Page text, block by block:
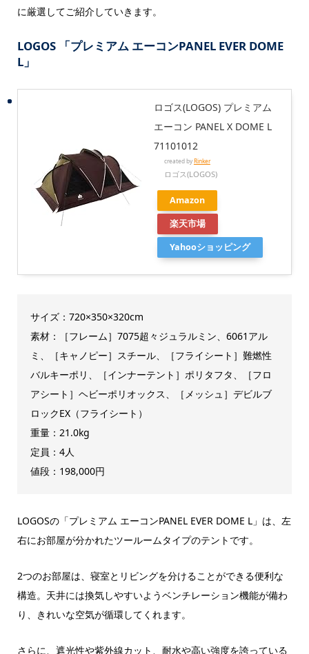
に厳選してご紹介していきます。
LOGOS 「プレミアム エーコンPANEL EVER DOME
L」
ロゴス(LOGOS) プレミアム
エーコン PANEL X DOME L
71101012
created by Rinker
ロゴス(LOGOS)
Amazon
楽天市場
Yahooショッピング
サイズ：720×350×320cm
素材：［フレーム］7075超々ジュラルミン、6061アル
ミ、［キャノピー］スチール、［フライシート］難燃性
バルキーポリ、［インナーテント］ポリタフタ、［フロ
アシート］ヘビーポリオックス、［メッシュ］デビルブ
ロックEX（フライシート）
重量：21.0kg
定員：4人
値段：198,000円
LOGOSの「プレミアム エーコンPANEL EVER DOME L」は、左
右にお部屋が分かれたツールームタイプのテントです。
2つのお部屋は、寝室とリビングを分けることができる便利な
構造。天井には換気しやすいようベンチレーション機能が備わ
り、きれいな空気が循環してくれます。
さらに、遮光性や紫外線カット、耐水や高い強度を誇っている